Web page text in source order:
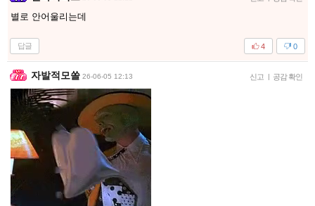
별로 안어울리는데
답글 0
4
자발적모쏠 26-06-05 12:13 신고 | 공감 확인